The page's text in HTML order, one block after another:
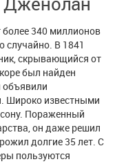
340 миллионов
В 1841
скрывающийся от
был найден
Широко известными
Пораженный
он даже решил
долгие 35 лет. С
пользуются